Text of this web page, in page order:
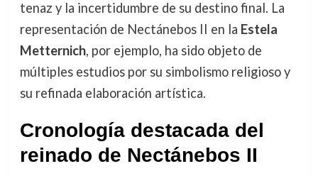
tenaz y la incertidumbre de su destino final. La
representación de Nectánebos II en la Estela
Metternich, por ejemplo, ha sido objeto de
múltiples estudios por su simbolismo religioso y
su refinada elaboración artística.
Cronología destacada del
reinado de Nectánebos II